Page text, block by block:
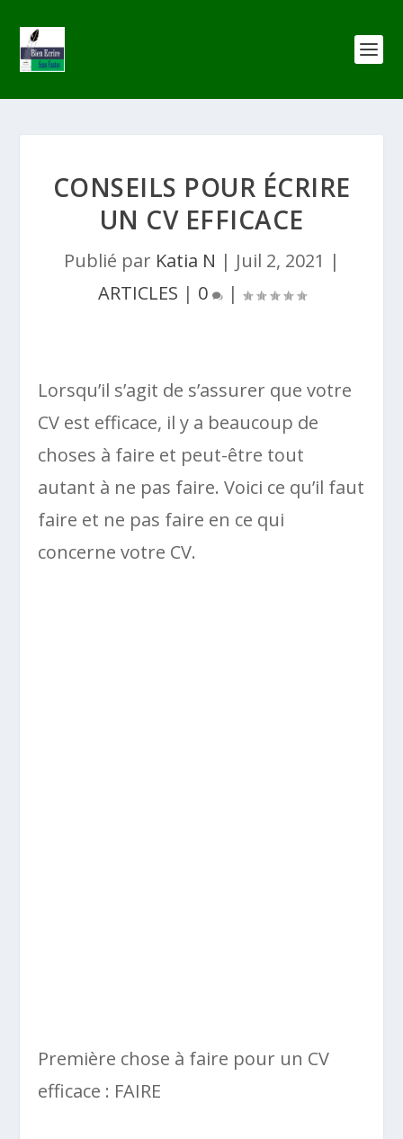
CONSEILS POUR ÉCRIRE
UN CV EFFICACE
Publié par Katia N | Juil 2, 2021 |
ARTICLES | 0 |
Lorsqu’il s’agit de s’assurer que votre
CV est efficace, il y a beaucoup de
choses à faire et peut-être tout
autant à ne pas faire. Voici ce qu’il faut
faire et ne pas faire en ce qui
concerne votre CV.
Première chose à faire pour un CV
efficace : FAIRE